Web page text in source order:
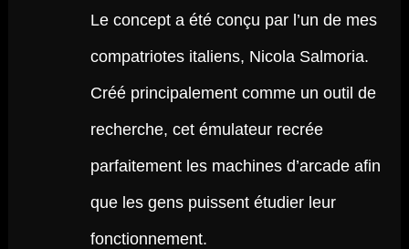
Le concept a été conçu par l’un de mes
compatriotes italiens, Nicola Salmoria.
Créé principalement comme un outil de
recherche, cet émulateur recrée
parfaitement les machines d’arcade afin
que les gens puissent étudier leur
fonctionnement.